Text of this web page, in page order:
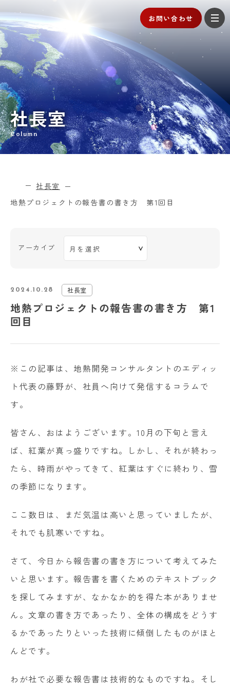
お問い合わせ
社長室
Column
社長室
地熱プロジェクトの報告書の書き方 第1回目
アーカイブ
2024.10.28 社長室
地熱プロジェクトの報告書の書き方 第1
回目
※この記事は、地熱開発コンサルタントのエディッ
ト代表の藤野が、社員へ向けて発信するコラムで
す。
皆さん、おはようございます。10 月の下旬と言え
ば、紅葉が真っ盛りですね。しかし、それが終わっ
たら、時雨がやってきて、紅葉はすぐに終わり、雪
の季節になります。
ここ数日は、まだ気温は高いと思っていましたが、
それでも肌寒いですね。
さて、今日から報告書の書き方について考えてみた
いと思います。報告書を書くためのテキストブック
を探してみますが、なかなか的を得た本がありませ
ん。文章の書き方であったり、全体の構成をどうす
るかであったりといった技術に傾倒したものがほと
んどです。
わが社で必要な報告書は技術的なものですね。そし